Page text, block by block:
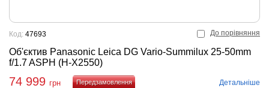
До порівняння
Об'єктив Panasonic Leica DG Vario-Summilux 25-50mm
f/1.7 ASPH (H-X2550)
Код: 47693
74 999 грн
Детальніше